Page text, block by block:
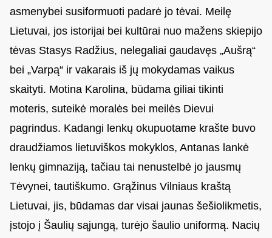
asmenybei susiformuoti padarė jo tėvai. Meilę
Lietuvai, jos istorijai bei kultūrai nuo mažens skiepijo
tėvas Stasys Radžius, nelegaliai gaudavęs „Aušrą“
bei „Varpą“ ir vakarais iš jų mokydamas vaikus
skaityti. Motina Karolina, būdama giliai tikinti
moteris, suteikė moralės bei meilės Dievui
pagrindus. Kadangi lenkų okupuotame krašte buvo
draudžiamos lietuviškos mokyklos, Antanas lankė
lenkų gimnaziją, tačiau tai nenustelbė jo jausmų
Tėvynei, tautiškumo. Grąžinus Vilniaus kraštą
Lietuvai, jis, būdamas dar visai jaunas šešiolikmetis,
įstojo į Šaulių sąjungą, turėjo šaulio uniformą. Nacių